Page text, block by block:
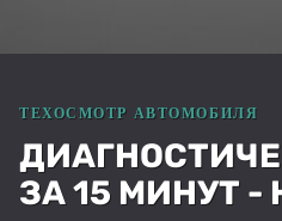
ЗА 15 МИНУТ -